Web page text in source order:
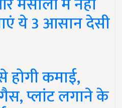
ये 3 आसान देसी
कमाई,
प्लांट लगाने के